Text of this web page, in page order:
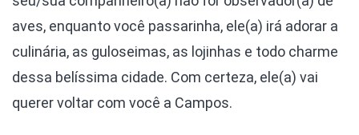
aves, enquanto você passarinha, ele(a) irá adorar a
culinária, as guloseimas, as lojinhas e todo charme
dessa belíssima cidade. Com certeza, ele(a) vai
querer voltar com você a Campos.